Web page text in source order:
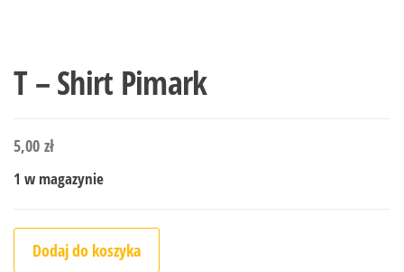
T – Shirt Pimark
5,00 zł
1 w magazynie
ilość T - Shirt Pimark
Dodaj do koszyka